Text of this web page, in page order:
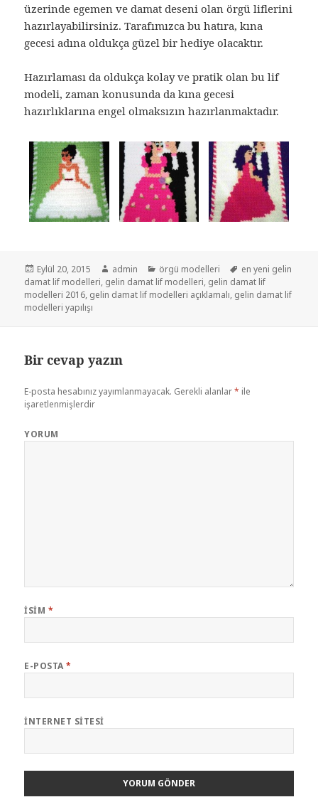
üzerinde egemen ve damat deseni olan örgü liflerini
hazırlayabilirsiniz. Tarafımızca bu hatıra, kına
gecesi adına oldukça güzel bir hediye olacaktır.
Hazırlaması da oldukça kolay ve pratik olan bu lif
modeli, zaman konusunda da kına gecesi
hazırlıklarına engel olmaksızın hazırlanmaktadır.
Yayın
tarihi
Eylül 20, 2015 Yazar
admin Kategoriler
örgü modelleri Etiketler
en yeni gelin
damat lif modelleri, gelin damat lif modelleri, gelin damat lif
modelleri 2016, gelin damat lif modelleri açıklamalı, gelin damat lif
modelleri yapılışı
Bir cevap yazın
E-posta hesabınız yayımlanmayacak. Gerekli alanlar* ile
işaretlenmişlerdir
YORUM
İSIM *
E-POSTA*
İNTERNET SITESI